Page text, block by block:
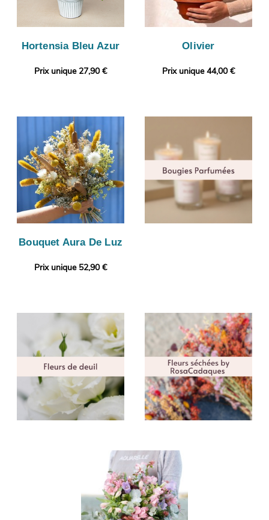
Hortensia Bleu Azur
Prix unique 27,90 €
Olivier
Prix unique 44,00 €
Bouquet Aura De Luz
Prix unique 52,90 €